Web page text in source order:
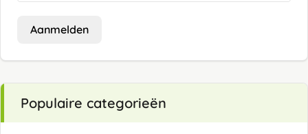
Aanmelden
Populaire categorieën